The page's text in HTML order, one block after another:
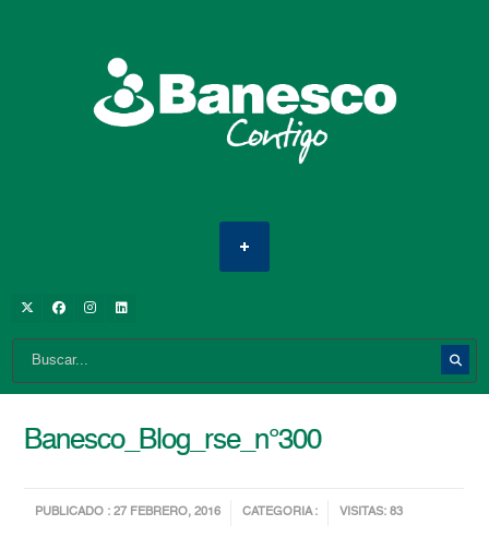
Banesco_Blog_rse_n°300
PUBLICADO : 27 FEBRERO, 2016 CATEGORIA : VISITAS: 83